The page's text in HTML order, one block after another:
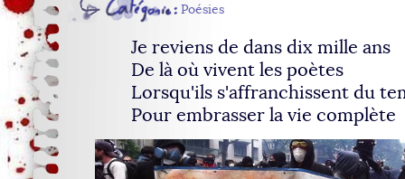
Poésies
Je reviens de dans dix mille ans
De là où vivent les poètes
Lorsqu'ils s'affranchissent du
Pour embrasser la vie complète